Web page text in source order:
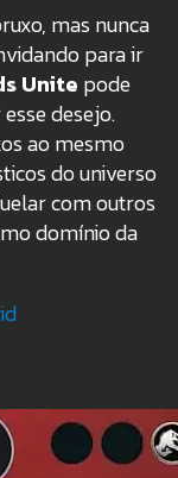
mas nunca
para ir
Unite pode
desejo.
ao mesmo
do universo
com outros
domínio da